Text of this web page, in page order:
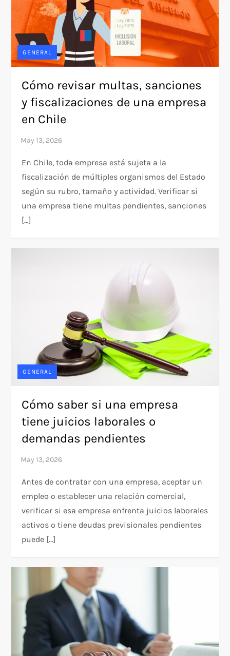
GENERAL
Cómo revisar multas, sanciones
y fiscalizaciones de una empresa
en Chile
En Chile, toda empresa está sujeta a la
fiscalización de múltiples organismos del Estado
según su rubro, tamaño y actividad. Verificar si
una empresa tiene multas pendientes, sanciones
[…]
GENERAL
Cómo saber si una empresa
tiene juicios laborales o
demandas pendientes
Antes de contratar con una empresa, aceptar un
empleo o establecer una relación comercial,
verificar si esa empresa enfrenta juicios laborales
activos o tiene deudas previsionales pendientes
puede […]